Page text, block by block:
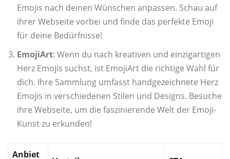
Emojis nach deinen Wünschen anpassen. Schau auf
ihrer Webseite vorbei und finde das perfekte Emoji
für deine Bedürfnisse!
EmojiArt: Wenn du nach kreativen und einzigartigen
Herz Emojis suchst, ist EmojiArt die richtige Wahl für
dich. Ihre Sammlung umfasst handgezeichnete Herz
Emojis in verschiedenen Stilen und Designs. Besuche
ihre Webseite, um die faszinierende Welt der Emoji-
Kunst zu erkunden!
Anbiet